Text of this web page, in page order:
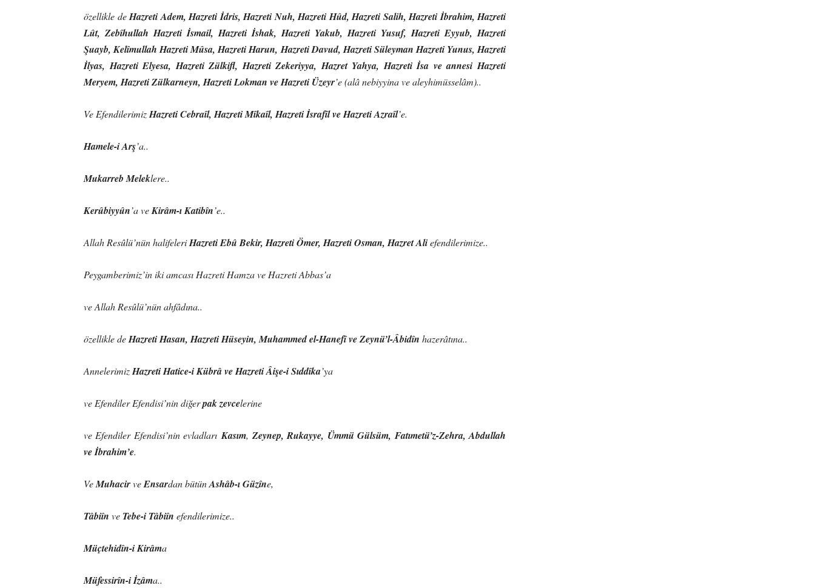
özellikle deHazreti Adem, Hazreti İdris, Hazreti Nuh, Hazreti Hûd, Hazreti Salih, Hazreti İbrahim, Hazreti
Lût, Zebîhullah Hazreti İsmail, Hazreti İshak, Hazreti Yakub, Hazreti Yusuf, Hazreti Eyyub, Hazreti
Şuayb, Kelîmullah Hazreti Mûsa, Hazreti Harun, Hazreti Davud, Hazreti Süleyman Hazreti Yunus, Hazreti
İlyas, Hazreti Elyesa, Hazreti Zülkifl, Hazreti Zekeriyya, Hazret Yahya, Hazreti İsa ve annesi Hazreti
Meryem, Hazreti Zülkarneyn, Hazreti Lokman ve Hazreti Üzeyr’e (alâ nebiyyina ve aleyhimüsselâm)..
Ve EfendilerimizHazreti Cebraîl, Hazreti Mîkaîl, Hazreti İsrafîl ve Hazreti Azraîl’e.
Hamele-i Arş’a..
Mukarreb Meleklere..
Kerûbiyyûn’a veKirâm-ı Katibîn’e..
Allah Resûlü’nün halifeleriHazreti Ebû Bekir, Hazreti Ömer, Hazreti Osman, Hazret Aliefendilerimize..
Peygamberimiz’in iki amcası Hazreti Hamza ve Hazreti Abbas’a
ve Allah Resûlü’nün ahfâdına..
özellikle deHazreti Hasan, Hazreti Hüseyin, Muhammed el-Hanefî ve Zeynü’l-Âbidîn hazerâtına..
AnnelerimizHazreti Hatice-i Kübrâ ve Hazreti Âişe-i Sıddîka’ya
ve Efendiler Efendisi’nin diğerpak zevcelerine
ve Efendiler Efendisi’nin evladları Kasım,Zeynep, Rukayye, Ümmü Gülsüm, Fatımetü’z-Zehra, Abdullah
ve İbrahim’e.
VeMuhacirveEnsardan bütünAshâb-ı Güzîne,
Tâbiîn ve Tebe-i Tâbiîn efendilerimize..
Müçtehidîn-i Kirâma
Müfessirîn-i İzâma..